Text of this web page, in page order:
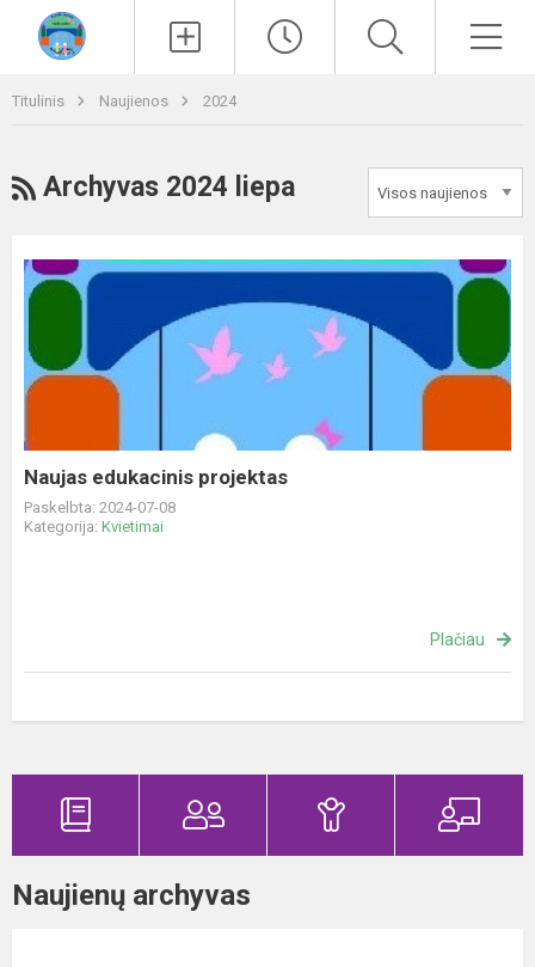
Titulinis Naujienos 2024
RSS
Archyvas 2024 liepa
Naujas
edukacinis
Naujas edukacinis projektas
Paskelbta: 2024-07-08
Kategorija: Kvietimai
Plačiau
Naujienų archyvas